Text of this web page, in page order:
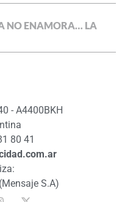
NO ENAMORA… LA
- A4400BKH
80 41
S.A)